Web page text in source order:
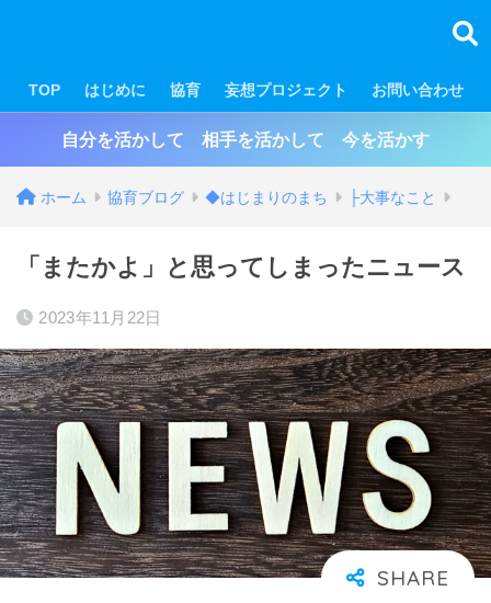
TOP はじめに 協育 妄想プロジェクト お問い合わせ
自分を活かして 相手を活かして 今を活かす
ホーム 協育ブログ ◆はじまりのまち ├大事なこと
「またかよ」と思ってしまったニュース
2023年11月22日